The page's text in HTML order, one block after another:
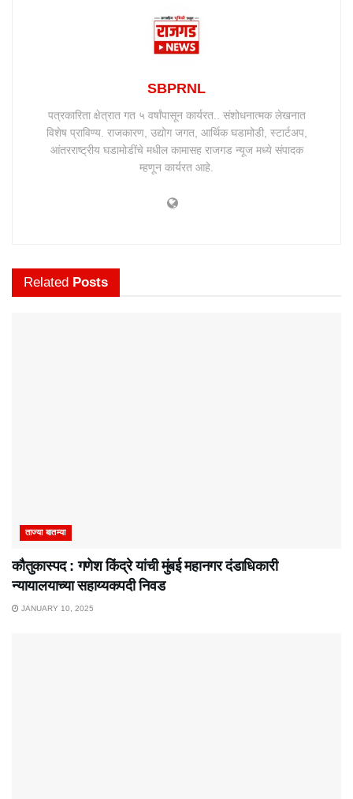
SBPRNL
पत्रकारिता क्षेत्रात गत ५ वर्षांपासून कार्यरत.. संशोधनात्मक लेखनात
विशेष प्राविण्य. राजकारण, उद्योग जगत, आर्थिक घडामोडी, स्टार्टअप,
आंतरराष्ट्रीय घडामोडींचे मधील कामासह राजगड न्यूज मध्ये संपादक
म्हणून कार्यरत आहे.
Related Posts
ताज्या बातम्या
कौतुकास्पद : गणेश किंद्रे यांची मुंबई महानगर दंडाधिकारी
न्यायालयाच्या सहाय्यकपदी निवड
JANUARY 10, 2025